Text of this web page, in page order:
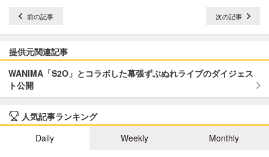
前の記事 次の記事
提供元関連記事
WANIMA「S2O」とコラボした幕張ずぶぬれライブのダイジェス
ト公開
人気記事ランキング
Daily
Weekly Monthly